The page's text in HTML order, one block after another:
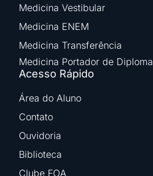
Medicina Vestibular
Medicina ENEM
Medicina Transferência
Medicina Portador de Diploma
Acesso Rápido
Área do Aluno
Contato
Ouvidoria
Biblioteca
Clube FOA